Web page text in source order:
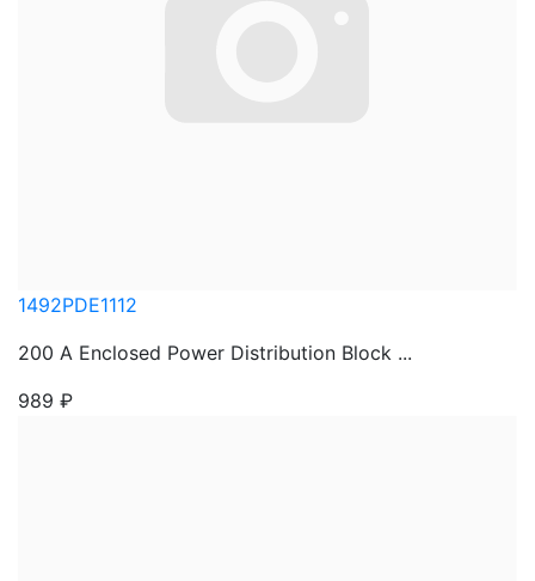
1492PDE1112
200 A Enclosed Power Distribution Block ...
989 ₽